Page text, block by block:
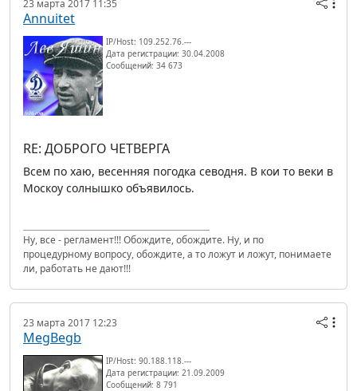
23 марта 2017 11:35
Annuitet
IP/Host: 109.252.76.---
Дата регистрации: 30.04.2008
Сообщений: 34 673
RE: ДОБРОГО ЧЕТВЕРГА
Всем по хаю, весенняя погодка севодня. В кои то веки в
Москоу солнышко объявилось.
Ну, все - регламент!!! Обождите, обождите. Ну, и по
процедурному вопросу, обождите, а то ложут и ложут, понимаете
ли, работать не дают!!!
23 марта 2017 12:23
MegBegb
IP/Host: 90.188.118.---
Дата регистрации: 21.09.2009
Сообщений: 8 791